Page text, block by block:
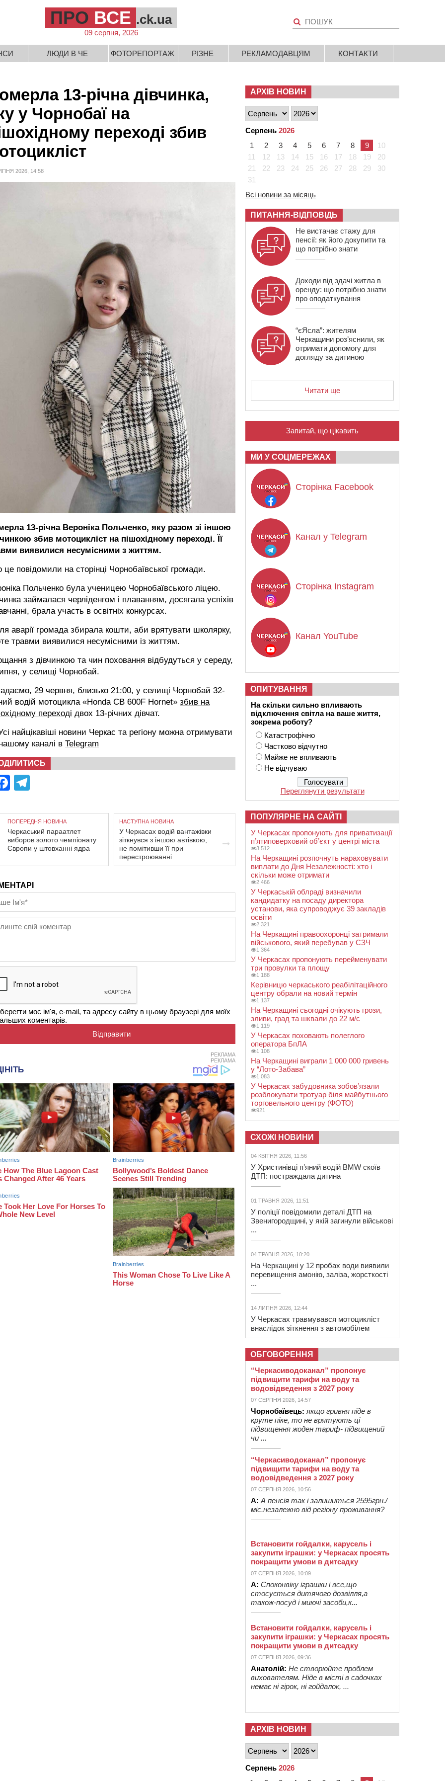
ПРО ВСЕ .ck.ua
09 серпня, 2026
ЛЮДИ В ЧЕ ФОТОРЕПОРТАЖ РІЗНЕ РЕКЛАМОДАВЦЯМ КОНТАКТИ
13-річна дівчинка,
у Чорнобаї на
переході збив
2026, 14:58
13-річна Вероніка Польченко, яку разом зі іншою
збив мотоцикліст на пішохідному переході. Її
виявилися несумісними з життям.
це повідомили на сторінці Чорнобаївської громади.
Польченко була ученицею Чорнобаївського ліцею.
займалася черліденгом і плаванням, досягала успіхів
брала участь в освітніх конкурсах.
аварії громада збирала кошти, аби врятувати школярку,
травми виявилися несумісними із життям.
з дівчинкою та чин поховання відбудуться у середу,
у селищі Чорнобай.
29 червня, близько 21:00, у селищі Чорнобай 32-
водій мотоцикла «Honda CB 600F Hornet» збив на
переході двох 13-річних дівчат.
найцікавіші новини Черкас та регіону можна отримувати
каналі в Telegram
Facebook
ПОПЕРЕДНЯ НОВИНА
Черкаський параатлет
виборов золото чемпіонату
Європи у штовханні ядра
НАСТУПНА НОВИНА
У Черкасах водій вантажівки
зіткнувся з іншою автівкою,
не помітивши її при
перестроюванні
моє ім'я, e-mail, та адресу сайту в цьому браузері для моїх
коментарів.
РЕКЛАМА
РЕКЛАМА
АРХІВ НОВИН
Серпень 2026
1
2 3 4 5 6 7 8 9
10
11
12 13 14 15 16 17 18 19
20
21
22 23 24 25 26 27 28 29
30
31
Всі новини за місяць
ПИТАННЯ-ВІДПОВІДЬ
Не вистачає стажу для
пенсії: як його докупити та
що потрібно знати
Доходи від здачі житла в
оренду: що потрібно знати
про оподаткування
“єЯсла”: жителям
Черкащини роз’яснили, як
отримати допомогу для
догляду за дитиною
Читати ще
Запитай, що цікавить
МИ У СОЦМЕРЕЖАХ
Сторінка Facebook
Канал у Telegram
Сторінка Instagram
Канал YouTube
ОПИТУВАННЯ
На скільки сильно впливають
відключення світла на ваше життя,
зокрема роботу?
Катастрофічно
Частково відчутно
Майже не впливають
Не відчуваю
Переглянути результати
ПОПУЛЯРНЕ НА САЙТІ
У Черкасах пропонують для приватизації
п’ятиповерховий об’єкт у центрі міста
3 512
На Черкащині розпочнуть нараховувати
виплати до Дня Незалежності: хто і
скільки може отримати
2 466
У Черкаській облраді визначили
кандидатку на посаду директора
установи, яка супроводжує 39 закладів
освіти
2 321
На Черкащині правоохоронці затримали
військового, який перебував у СЗЧ
1 364
У Черкасах пропонують перейменувати
три провулки та площу
1 188
Керівницю черкаського реабілітаційного
центру обрали на новий термін
1 137
На Черкащині сьогодні очікують грози,
зливи, град та шквали до 22 м/с
1 119
У Черкасах поховають полеглого
оператора БпЛА
1 108
На Черкащині виграли 1 000 000 гривень
у “Лото-Забава”
1 083
У Черкасах забудовника зобов’язали
розблокувати тротуар біля майбутнього
торговельного центру (ФОТО)
921
СХОЖІ НОВИНИ
04 КВІТНЯ 2026, 11:56
У Христинівці п’яний водій BMW скоїв
ДТП: постраждала дитина
01 ТРАВНЯ 2026, 11:51
У поліції повідомили деталі ДТП на
Звенигородщині, у якій загинули військові
...
04 ТРАВНЯ 2026, 10:20
На Черкащині у 12 пробах води виявили
перевищення амонію, заліза, жорсткості
...
14 ЛИПНЯ 2026, 12:44
У Черкасах травмувався мотоцикліст
внаслідок зіткнення з автомобілем
ОБГОВОРЕННЯ
“Черкасиводоканал” пропонує
підвищити тарифи на воду та
водовідведення з 2027 року
07 СЕРПНЯ 2026, 14:57
Чорнобаївець: якщо гривня піде в
круте піке, то не врятують ці
підвищення жоден тариф- підвищений
чи ...
“Черкасиводоканал” пропонує
підвищити тарифи на воду та
водовідведення з 2027 року
07 СЕРПНЯ 2026, 10:56
А: А пенсія так і залишиться 2595грн./
міс.незалежно від регіону проживання?
Встановити гойдалки, карусель і
закупити іграшки: у Черкасах просять
покращити умови в дитсадку
07 СЕРПНЯ 2026, 10:09
А: Споконвіку іграшки і все,що
стосується дитячого дозвілля,а
також-посуд і миючі засоби,к...
Встановити гойдалки, карусель і
закупити іграшки: у Черкасах просять
покращити умови в дитсадку
07 СЕРПНЯ 2026, 09:36
Анатолій: Не створюйте проблем
вихователям. Ніде в місті в садочках
немає ні гірок, ні гойдалок, ...
АРХІВ НОВИН
Серпень 2026